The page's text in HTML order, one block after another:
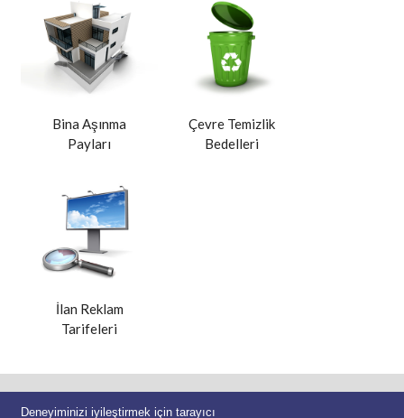
Deneyiminizi iyileştirmek için tarayıcı
Bina Aşınma
Payları
Çevre Temizlik
Bedelleri
İlan Reklam
Tarifeleri